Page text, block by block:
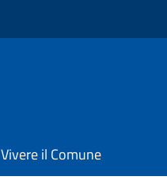
Vivere il Comune